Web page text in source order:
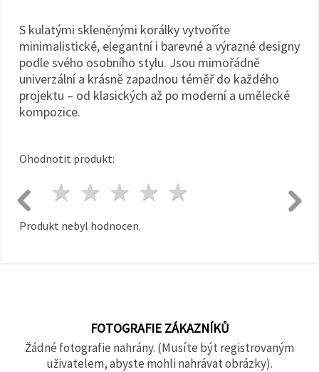
S kulatými skleněnými korálky vytvoříte
minimalistické, elegantní i barevné a výrazné designy
podle svého osobního stylu. Jsou mimořádně
univerzální a krásně zapadnou téměř do každého
projektu – od klasických až po moderní a umělecké
kompozice.
Ohodnotit produkt:
4 hvězdy
3 hvězdy
2 hvězdy
1 hvězda
Produkt nebyl hodnocen.
FOTOGRAFIE ZÁKAZNÍKŮ
Žádné fotografie nahrány. (Musíte být registrovaným
uživatelem, abyste mohli nahrávat obrázky).